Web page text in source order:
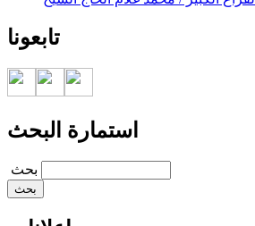
تابعونا
استمارة البحث
‏بحث ‏